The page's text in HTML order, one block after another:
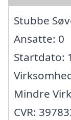
Stubbe
Ansatte: 0
Startdato:
Mindre
CVR: